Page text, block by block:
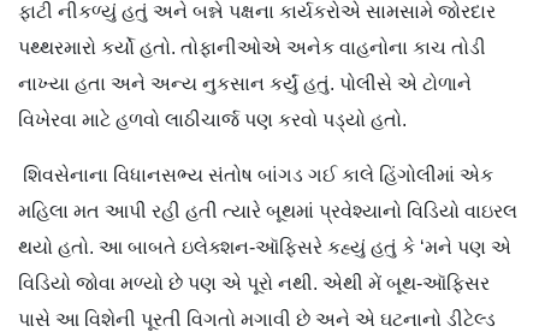
ફાટી નીકળ્યું હતું અને બન્ને પક્ષના કાર્યકરોએ સામસામે જોરદાર
પથ્થરમારો કર્યો હતો. તોફાનીઓએ અનેક વાહનોના કાચ તોડી
નાખ્યા હતા અને અન્ય નુકસાન કર્યું હતું. પોલીસે એ ટોળાને
વિખેરવા માટે હળવો લાઠીચાર્જ પણ કરવો પડ્યો હતો.
શિવસેનાના વિધાનસભ્ય સંતોષ બાંગડ ગઈ કાલે હિંગોલીમાં એક
મહિલા મત આપી રહી હતી ત્યારે બૂથમાં પ્રવેશ્યાનો વિડિયો વાઇરલ
થયો હતો. આ બાબતે ઇલેક્શન-ઑફિસરે કહ્યું હતું કે ‘મને પણ એ
વિડિયો જોવા મળ્યો છે પણ એ પૂરો નથી. એથી મેં બૂથ-ઑફિસર
પાસે આ વિશેની પૂરતી વિગતો મગાવી છે અને એ ઘટનાનો ડીટેલ્ડ